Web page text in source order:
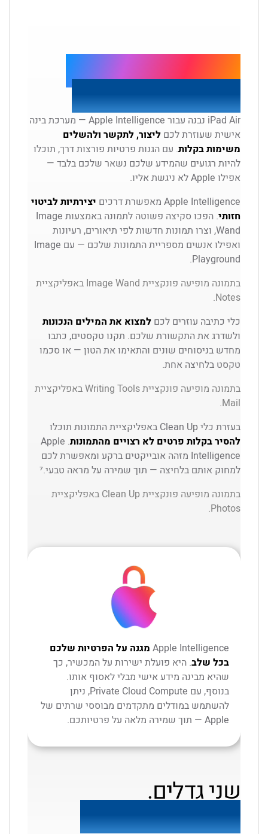
Apple Intelligence.
עוזרת לכם בכל יום.
iPad Air נבנה עבור Apple Intelligence — מערכת בינה
אישית שעוזרת לכם ליצור, לתקשר ולהשלים
משימות בקלות. עם הגנות פרטיות פורצות דרך, תוכלו
להיות רגועים שהמידע שלכם נשאר שלכם בלבד —
אפילו Apple לא ניגשת אליו.
Apple Intelligence מאפשרת דרכים
יצירתיות לביטוי
חזותי
. הפכו סקיצה פשוטה לתמונה באמצעות Image
Wand, וצרו תמונות חדשות לפי תיאורים, רעיונות
ואפילו אנשים מספריית התמונות שלכם — עם Image
Playground.
בתמונה מופיעה פונקציית Image Wand באפליקציית
Notes.
כלי כתיבה עוזרים לכם למצוא את המילים הנכונות
ולשדרג את התקשורת שלכם. תקנו טקסטים, כתבו
מחדש בניסוחים שונים והתאימו את הטון — או סכמו
טקסט בלחיצה אחת.
בתמונה מופיעה פונקציית Writing Tools באפליקציית
Mail.
בעזרת כלי Clean Up באפליקציית התמונות תוכלו
להסיר בקלות פרטים לא רצויים מהתמונות . Apple
Intelligence מזהה אובייקטים ברקע ומאפשרת לכם
למחוק אותם בלחיצה — תוך שמירה על מראה טבעי.⁷
בתמונה מופיעה פונקציית Clean Up באפליקציית
Photos.
Apple Intelligence מגנה על הפרטיות שלכם
בכל שלב. היא פועלת ישירות על המכשיר, כך
שהיא מבינה מידע אישי מבלי לאסוף אותו.
בנוסף, עם Private Cloud Compute, ניתן
להשתמש במודלים מתקדמים מבוססי שרתים של
Apple — תוך שמירה מלאה על פרטיותכם.
שני גדלים.
אינסוף אפשרויות.